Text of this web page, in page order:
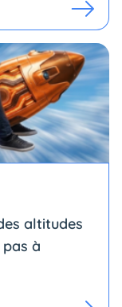
altitudes
à